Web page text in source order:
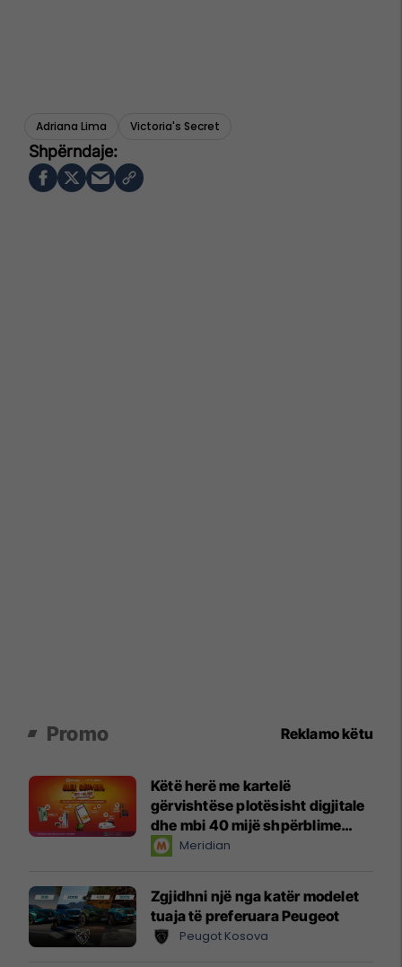
Adriana Lima Victoria's Secret
Promo Reklamo këtu
Këtë herë me kartelë
gërvishtëse plotësisht digjitale
dhe mbi 40 mijë shpërblime
instant!Meridian
Zgjidhni një nga katër modelet
tuaja të preferuara Peugeot
Peugot Kosova